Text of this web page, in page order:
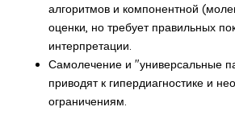
алгоритмов и компонентной
оценки, но требует правильных
интерпретации.
Самолечение и "универсальные
приводят к гипердиагностике и
ограничениям.